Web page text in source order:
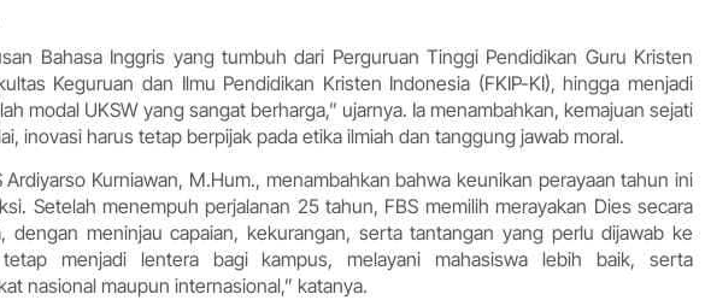
Bahasa Inggris yang tumbuh dari Perguruan Tinggi Pendidikan Guru Kristen
Keguruan dan Ilmu Pendidikan Kristen Indonesia (FKIP-KI), hingga menjadi
modal UKSW yang sangat berharga,” ujarnya. Ia menambahkan, kemajuan sejati
inovasi harus tetap berpijak pada etika ilmiah dan tanggung jawab moral.
Kurniawan, M.Hum., menambahkan bahwa keunikan perayaan tahun ini
Setelah menempuh perjalanan 25 tahun, FBS memilih merayakan Dies secara
dengan meninjau capaian, kekurangan, serta tantangan yang perlu dijawab ke
tetap menjadi lentera bagi kampus, melayani mahasiswa lebih baik, serta
nasional maupun internasional,” katanya.